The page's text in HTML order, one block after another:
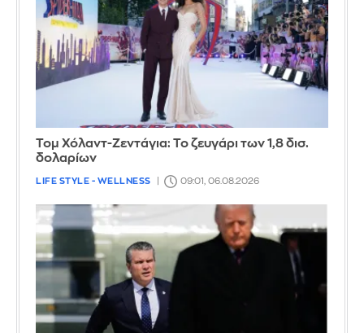
Τομ Χόλαντ-Ζεντάγια: Το ζευγάρι των 1,8 δισ.
δολαρίων
LIFE STYLE - WELLNESS 09:01, 06.08.2026